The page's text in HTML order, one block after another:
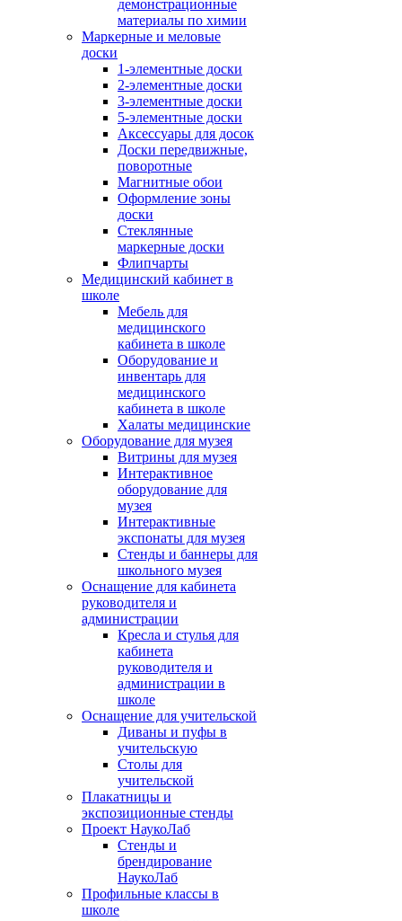
демонстрационные
материалы по химии
Маркерные и меловые
доски
1-элементные доски
2-элементные доски
3-элементные доски
5-элементные доски
Аксессуары для досок
Доски передвижные,
поворотные
Магнитные обои
Оформление зоны
доски
Стеклянные
маркерные доски
Флипчарты
Медицинский кабинет в
школе
Мебель для
медицинского
кабинета в школе
Оборудование и
инвентарь для
медицинского
кабинета в школе
Халаты медицинские
Оборудование для музея
Витрины для музея
Интерактивное
оборудование для
музея
Интерактивные
экспонаты для музея
Стенды и баннеры для
школьного музея
Оснащение для кабинета
руководителя и
администрации
Кресла и стулья для
кабинета
руководителя и
администрации в
школе
Оснащение для учительской
Диваны и пуфы в
учительскую
Столы для
учительской
Плакатницы и
экспозиционные стенды
Проект НаукоЛаб
Стенды и
брендирование
НаукоЛаб
Профильные классы в
школе